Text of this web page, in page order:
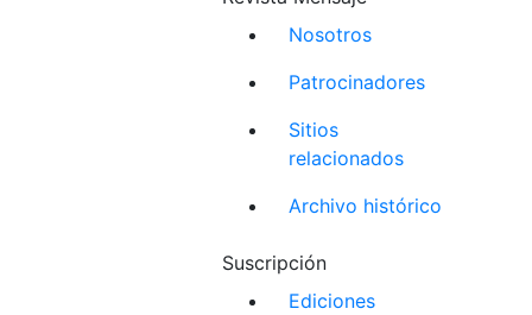
Nosotros
Patrocinadores
Sitios
relacionados
Archivo histórico
Suscripción
Ediciones